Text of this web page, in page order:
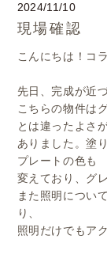
2024/11/10
現場確認
こんにちは！コ
先日、完成が近
こちらの物件は
とは違ったよさ
ありました。塗
プレートの色も
変えており、グ
また照明につい
り、
照明だけでもア